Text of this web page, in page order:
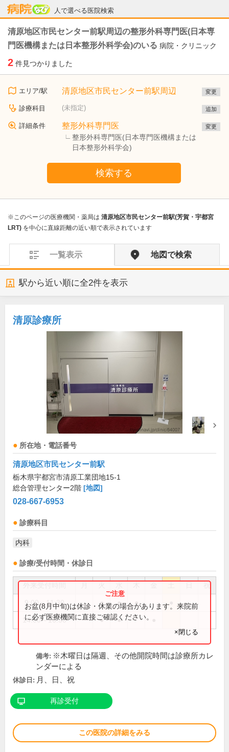
人で選べる医院検索
病院なび
清原地区市民センター前駅周辺の整形外科専門医(日本専
門医機構または日本整形外科学会)のいる 病院・クリニック
2 件見つかりました
エリア/駅 清原地区市民センター前駅周辺 変更
診療科目 (未指定) 追加
詳細条件 整形外科専門医
整形外科専門医(日本専門医機構または
日本整形外科学会)
変更
検索する
※このページの医療機関・薬局は 清原地区市民センター前駅(芳賀・宇都宮
LRT) を中心に直線距離の近い順で表示されています
一覧表示 地図で検索
駅から近い順に全2件を表示
清原診療所
所在地・電話番号
清原地区市民センター前駅
栃木県宇都宮市清原工業団地15-1
総合管理センター2階 [地図]
028-667-6953
診療科目
内科
診療/受付時間・休診日
祝
9:00～11:30 ● ● ●
14:00～16:30 ● ●
お盆(8月中旬)は休診・休業の場合があります。来院前
に必ず医療機関に直接ご確認ください。
×閉じる
備考: ※木曜日は隔週、その他開院時間は診療所カレ
ンダーによる
休診日: 月、日、祝
再診受付
この医院の詳細をみる